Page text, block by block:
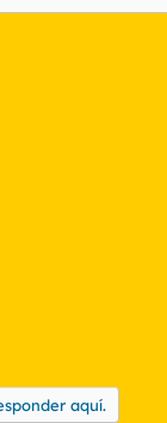
aquí.